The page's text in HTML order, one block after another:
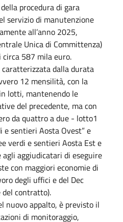
procedura di gara
servizio di manutenzione
all’anno 2025,
Unica di Committenza)
587 mila euro.
caratterizzata dalla durata
12 mensilità, con la
lotti, mantenendo le
del precedente, ma con
da quattro a due - lotto1
e sentieri Aosta Ovest” e
verdi e sentieri Aosta Est e
aggiudicatari di eseguire
con maggiori economie di
degli uffici e del Dec
del contratto).
nuovo appalto, è previsto il
di monitoraggio,